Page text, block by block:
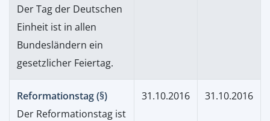
Der Tag der Deutschen
Einheit ist in allen
Bundesländern ein
gesetzlicher Feiertag.
Reformationstag (§)
Der Reformationstag ist
31.10.2016 31.10.2016